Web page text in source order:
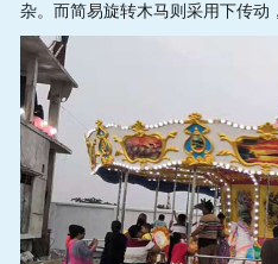
杂。而简易旋转木马则采用下传动